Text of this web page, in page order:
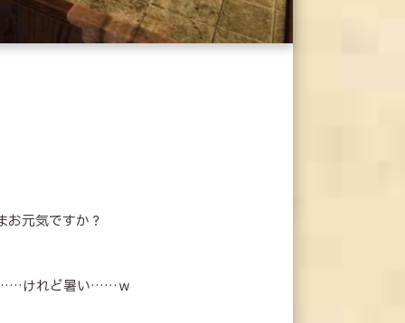
元気ですか？
……けれど暑い……ｗ